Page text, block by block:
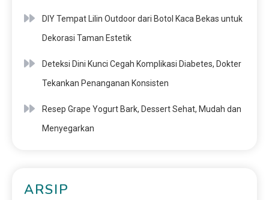
DIY Tempat Lilin Outdoor dari Botol Kaca Bekas untuk
Dekorasi Taman Estetik
Deteksi Dini Kunci Cegah Komplikasi Diabetes, Dokter
Tekankan Penanganan Konsisten
Resep Grape Yogurt Bark, Dessert Sehat, Mudah dan
Menyegarkan
ARSIP